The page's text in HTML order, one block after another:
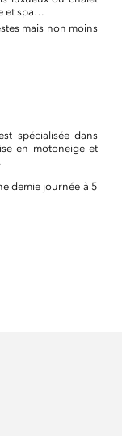
et spa…
mais non moins
spécialisée dans
en motoneige et
demie journée à 5